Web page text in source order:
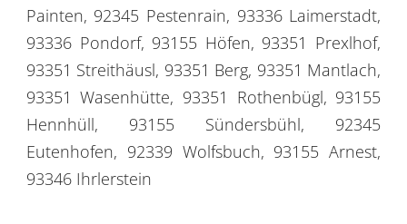
Painten, 92345 Pestenrain, 93336 Laimerstadt,
93336 Pondorf, 93155 Höfen, 93351 Prexlhof,
93351 Streithäusl, 93351 Berg, 93351 Mantlach,
93351 Wasenhütte, 93351 Rothenbügl, 93155
Hennhüll, 93155 Sündersbühl, 92345
Eutenhofen, 92339 Wolfsbuch, 93155 Arnest,
93346 Ihrlerstein